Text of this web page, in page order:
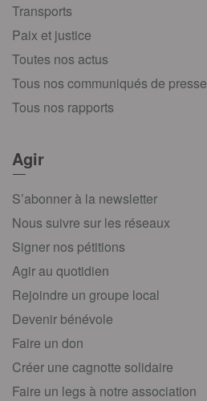
Transports
Paix et justice
Toutes nos actus
Tous nos communiqués de presse
Tous nos rapports
Agir
S’abonner à la newsletter
Nous suivre sur les réseaux
Signer nos pétitions
Agir au quotidien
Rejoindre un groupe local
Devenir bénévole
Faire un don
Créer une cagnotte solidaire
Faire un legs à notre association